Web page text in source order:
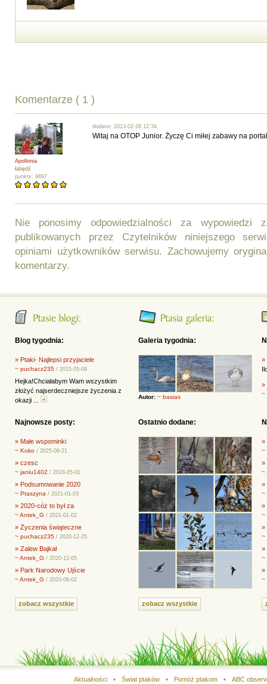
Komentarze ( 1 )
Apollonia
łabędź
punkty: 9897
dodano: 2013-02-28 12:34
Witaj na OTOP Junior. Życzę Ci miłej zabawy na
Nie ponosimy odpowiedzialności za wypowiedzi
publikowanych przez Czytelników niniejszego
opiniami użytkowników serwisu. Zachowujemy
komentarzy.
Blog tygodnia:
» Ptaki- Najlepsi przyjaciele
~ puchacz235 / 2015-05-09
Hejka!Chciałabym Wam wszystkim
złożyć najserdeczniejsze życzenia z
okazji ...
Najnowsze posty:
» Małe wspominki
~ Koko / 2025-06-21
» czesc
~ janiu1402 / 2024-05-01
» Podsumowanie 2020
~ Ptaszyna / 2021-01-03
» 2020-cóż to był za
~ Antek_G / 2021-01-02
» Życzenia świąteczne
~ puchacz235 / 2020-12-25
» Zalew Bajkał
~ Antek_G / 2020-12-05
» Park Narodowy Ujście
~ Antek_G / 2020-09-02
zobacz wszystkie
Galeria tygodnia:
Autor: ~ basias
Ostatnio dodane:
zobacz wszystkie
»
»
~
»
~
»
~
»
~
»
~
»
~
»
~
»
~
Aktualności • Świat ptaków • Pomóż ptakom • ABC